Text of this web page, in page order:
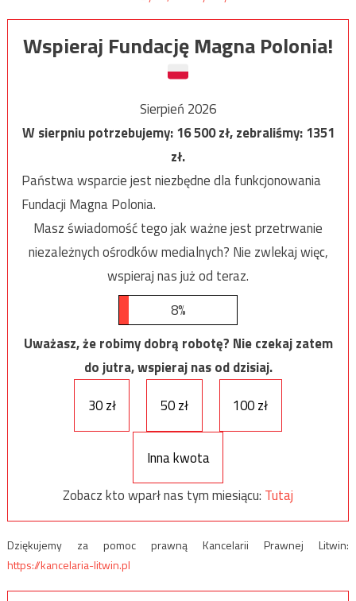
Wspieraj Fundację Magna Polonia!
Sierpień 2026
W sierpniu potrzebujemy:16 500zł, zebraliśmy:1351
zł.
Państwa wsparcie jest niezbędne dla funkcjonowania
Fundacji Magna Polonia.
Masz świadomość tego jak ważne jest przetrwanie
niezależnych ośrodków medialnych? Nie zwlekaj więc,
wspieraj nas już od teraz.
8%
Uważasz, że robimy dobrą robotę? Nie czekaj zatem
do jutra, wspieraj nas od dzisiaj.
30 zł
50 zł 100 zł
Inna kwota
Zobacz kto wparł nas tym miesiącu: Tutaj
Dziękujemy za pomoc prawną Kancelarii Prawnej Litwin:
https://kancelaria-litwin.pl